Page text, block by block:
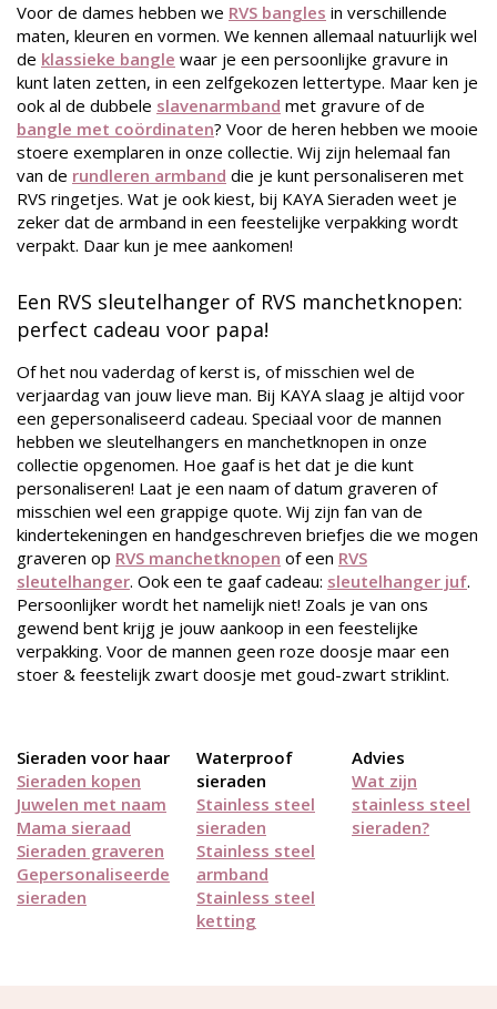
Voor de dames hebben we RVS bangles in verschillende
maten, kleuren en vormen. We kennen allemaal natuurlijk wel
de klassieke bangle waar je een persoonlijke gravure in
kunt laten zetten, in een zelfgekozen lettertype. Maar ken je
ook al de dubbele slavenarmband met gravure of de
bangle met coördinaten? Voor de heren hebben we mooie
stoere exemplaren in onze collectie. Wij zijn helemaal fan
van de rundleren armband die je kunt personaliseren met
RVS ringetjes. Wat je ook kiest, bij KAYA Sieraden weet je
zeker dat de armband in een feestelijke verpakking wordt
verpakt. Daar kun je mee aankomen!
Een RVS sleutelhanger of RVS manchetknopen:
perfect cadeau voor papa!
Of het nou vaderdag of kerst is, of misschien wel de
verjaardag van jouw lieve man. Bij KAYA slaag je altijd voor
een gepersonaliseerd cadeau. Speciaal voor de mannen
hebben we sleutelhangers en manchetknopen in onze
collectie opgenomen. Hoe gaaf is het dat je die kunt
personaliseren! Laat je een naam of datum graveren of
misschien wel een grappige quote. Wij zijn fan van de
kindertekeningen en handgeschreven briefjes die we mogen
graveren op RVS manchetknopen of een RVS
sleutelhanger. Ook een te gaaf cadeau: sleutelhanger juf.
Persoonlijker wordt het namelijk niet! Zoals je van ons
gewend bent krijg je jouw aankoop in een feestelijke
verpakking. Voor de mannen geen roze doosje maar een
stoer & feestelijk zwart doosje met goud-zwart striklint.
Sieraden voor haar
Sieraden kopen
Juwelen met naam
Mama sieraad
Sieraden graveren
Gepersonaliseerde
sieraden
Waterproof
sieraden
Stainless steel
sieraden
Stainless steel
armband
Stainless steel
ketting
Advies
Wat zijn
stainless steel
sieraden?